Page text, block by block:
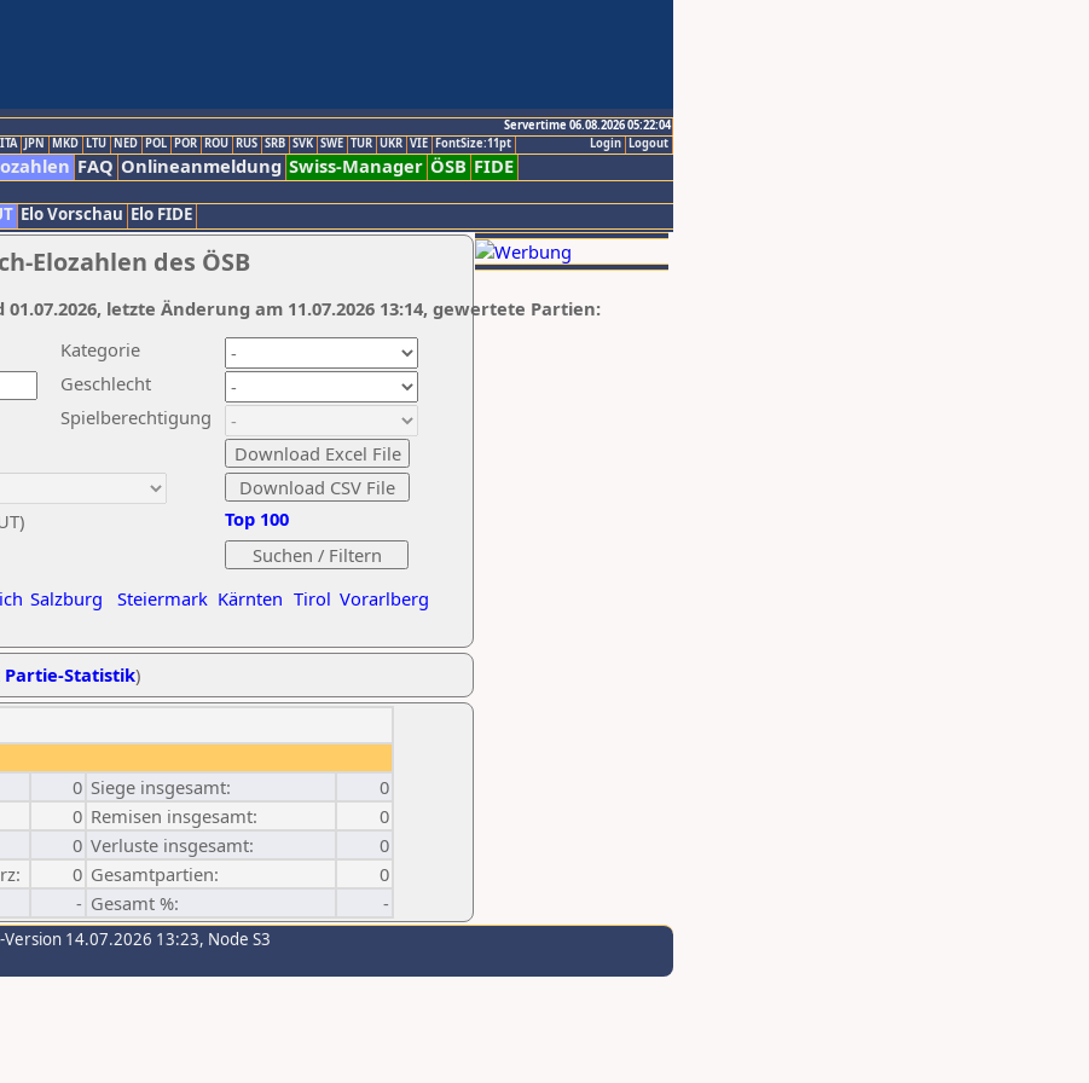
Servertime 06.08.2026 05:22:04
Logout
Login
ITA JPN MKD LTU NED POL POR ROU RUS SRB SVK SWE TUR UKR VIE FontSize:11pt
FAQ Onlineanmeldung Swiss-Manager ÖSB FIDE
Elo Vorschau Elo FIDE
Elozahlen des ÖSB
Kategorie
Geschlecht
Spielberechtigung
Salzburg Steiermark Kärnten Tirol Vorarlberg
Top 100
01.07.2026, letzte Änderung am 11.07.2026 13:14, gewertete Partien:
Statistik)
0 Siege insgesamt:
0
0 Remisen insgesamt:
0
0 Verluste insgesamt:
0
0 Gesamtpartien:
0
- Gesamt %: -
Version 14.07.2026 13:23, Node S3